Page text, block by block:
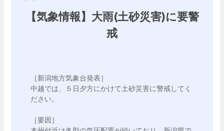
【気象情報】大雨(土砂災害)に要警
戒
［新潟地方気象台発表］
中越では、５日夕方にかけて土砂災害に警戒してく
ださい。
［要因］